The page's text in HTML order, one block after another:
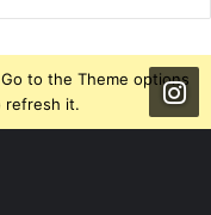
to the Theme options
refresh it.